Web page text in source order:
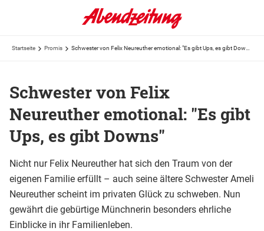
Startseite Promis
Schwester von Felix
Neureuther emotional: "Es gibt
Ups, es gibt Downs"
Nicht nur Felix Neureuther hat sich den Traum von der
eigenen Familie erfüllt – auch seine ältere Schwester Ameli
Neureuther scheint im privaten Glück zu schweben. Nun
gewährt die gebürtige Münchnerin besonders ehrliche
Einblicke in ihr Familienleben.